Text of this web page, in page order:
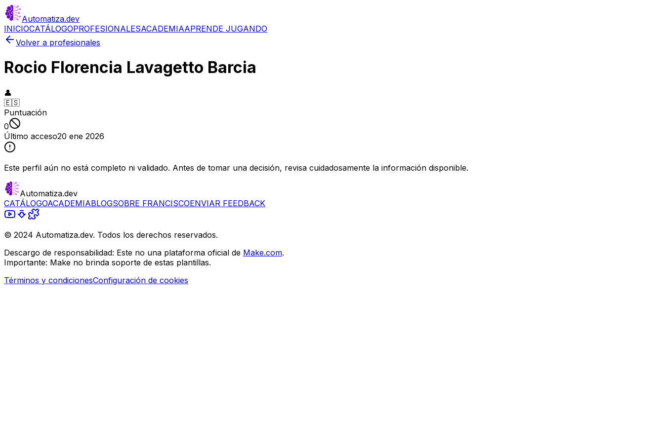
Automatiza.dev
INICIOCATÁLOGOPROFESIONALESACADEMIAAPRENDE JUGANDO
Volver a profesionales
Rocio Florencia Lavagetto Barcia
👤
🇪🇸
Puntuación
0
Último acceso20 ene 2026
Este perfil aún no está completo ni validado. Antes de tomar una decisión, revisa cuidadosamente la información disponible.
Automatiza.dev
CATÁLOGOACADEMIABLOGSOBRE FRANCISCOENVIAR FEEDBACK
© 2024 Automatiza.dev. Todos los derechos reservados.
Descargo de responsabilidad: Este no una plataforma oficial de Make.com.
Importante: Make no brinda soporte de estas plantillas.
Términos y condicionesConfiguración de cookies